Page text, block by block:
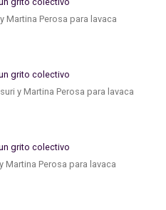
Martina Perosa para lavaca
y Martina Perosa para lavaca
Martina Perosa para lavaca